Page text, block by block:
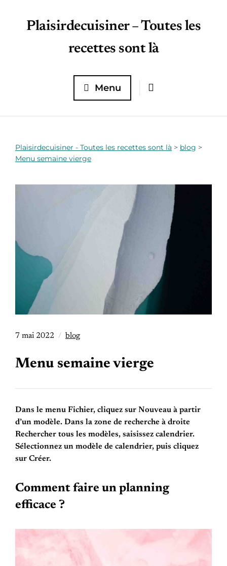
Plaisirdecuisiner – Toutes les
recettes sont là
Menu
Plaisirdecuisiner - Toutes les recettes sont là > blog >
Menu semaine vierge
7 mai 2022 blog
Menu semaine vierge
Dans le menu Fichier, cliquez sur Nouveau à partir
d’un modèle. Dans la zone de recherche à droite
Rechercher tous les modèles, saisissez calendrier.
Sélectionnez un modèle de calendrier, puis cliquez
sur Créer.
Comment faire un planning
efficace ?